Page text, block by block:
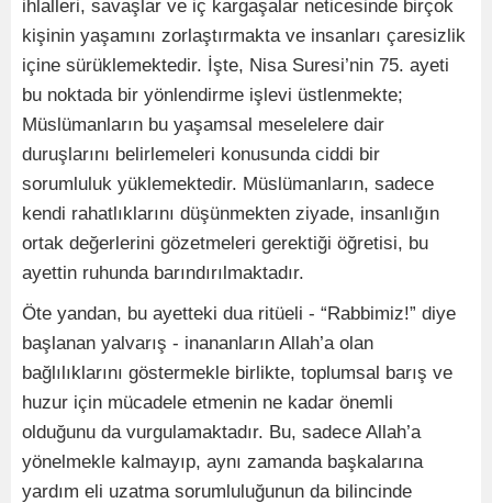
ihlalleri, savaşlar ve iç kargaşalar neticesinde birçok
kişinin yaşamını zorlaştırmakta ve insanları çaresizlik
içine sürüklemektedir. İşte, Nisa Suresi’nin 75. ayeti
bu noktada bir yönlendirme işlevi üstlenmekte;
Müslümanların bu yaşamsal meselelere dair
duruşlarını belirlemeleri konusunda ciddi bir
sorumluluk yüklemektedir. Müslümanların, sadece
kendi rahatlıklarını düşünmekten ziyade, insanlığın
ortak değerlerini gözetmeleri gerektiği öğretisi, bu
ayettin ruhunda barındırılmaktadır.
Öte yandan, bu ayetteki dua ritüeli - “Rabbimiz!” diye
başlanan yalvarış - inananların Allah’a olan
bağlılıklarını göstermekle birlikte, toplumsal barış ve
huzur için mücadele etmenin ne kadar önemli
olduğunu da vurgulamaktadır. Bu, sadece Allah’a
yönelmekle kalmayıp, aynı zamanda başkalarına
yardım eli uzatma sorumluluğunun da bilincinde